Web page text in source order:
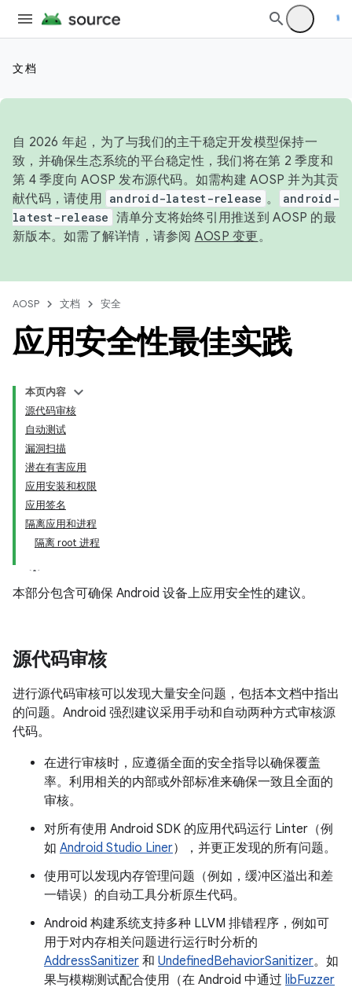
文档
自 2026 年起，为了与我们的主干稳定开发模型保持一
致，并确保生态系统的平台稳定性，我们将在第 2 季度和
第 4 季度向 AOSP 发布源代码。如需构建 AOSP 并为其贡
献代码，请使用 android-latest-release 。
android-
latest-release 清单分支将始终引用推送到 AOSP 的最
新版本。如需了解详情，请参阅 AOSP 变更。
AOSP 文档 安全
应用安全性最佳实践
本页内容
源代码审核
自动测试
漏洞扫描
潜在有害应用
应用安装和权限
应用签名
隔离应用和进程
隔离 root 进程
本部分包含可确保 Android 设备上应用安全性的建议。
源代码审核
进行源代码审核可以发现大量安全问题，包括本文档中指出
的问题。Android 强烈建议采用手动和自动两种方式审核源
代码。
在进行审核时，应遵循全面的安全指导以确保覆盖
率。利用相关的内部或外部标准来确保一致且全面的
审核。
对所有使用 Android SDK 的应用代码运行 Linter（例
如 Android Studio Liner），并更正发现的所有问题。
使用可以发现内存管理问题（例如，缓冲区溢出和差
一错误）的自动工具分析原生代码。
Android 构建系统支持多种 LLVM 排错程序，例如可
用于对内存相关问题进行运行时分析的
AddressSanitizer 和 UndefinedBehaviorSanitizer。如
果与模糊测试配合使用（在 Android 中通过 libFuzzer